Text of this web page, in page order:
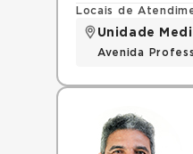
Locais de
Unidade
Avenida